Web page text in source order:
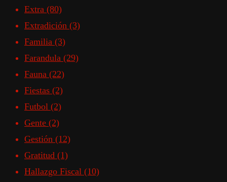
Extra (80)
Extradición (3)
Familia (3)
Farandula (29)
Fauna (22)
Fiestas (2)
Futbol (2)
Gente (2)
Gestión (12)
Gratitud (1)
Hallazgo Fiscal (10)